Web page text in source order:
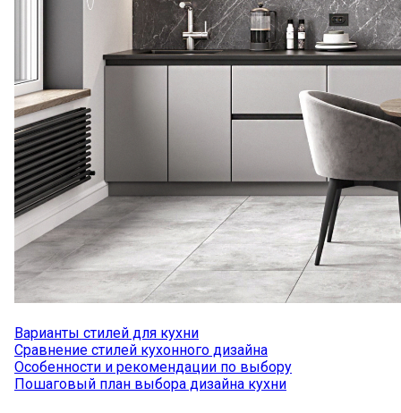
Варианты стилей для кухни
Сравнение стилей кухонного дизайна
Особенности и рекомендации по выбору
Пошаговый план выбора дизайна кухни